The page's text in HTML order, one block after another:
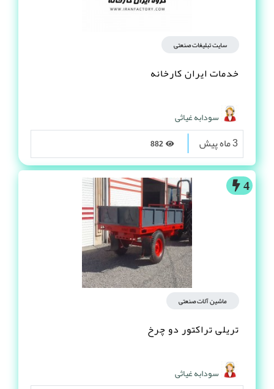
سایت تبلیغات صنعتی
خدمات ایران کارخانه
سودابه غیاثی
3 ماه پیش
4
ماشین آلات صنعتی
تریلی تراکتور دو چرخ
سودابه غیاثی